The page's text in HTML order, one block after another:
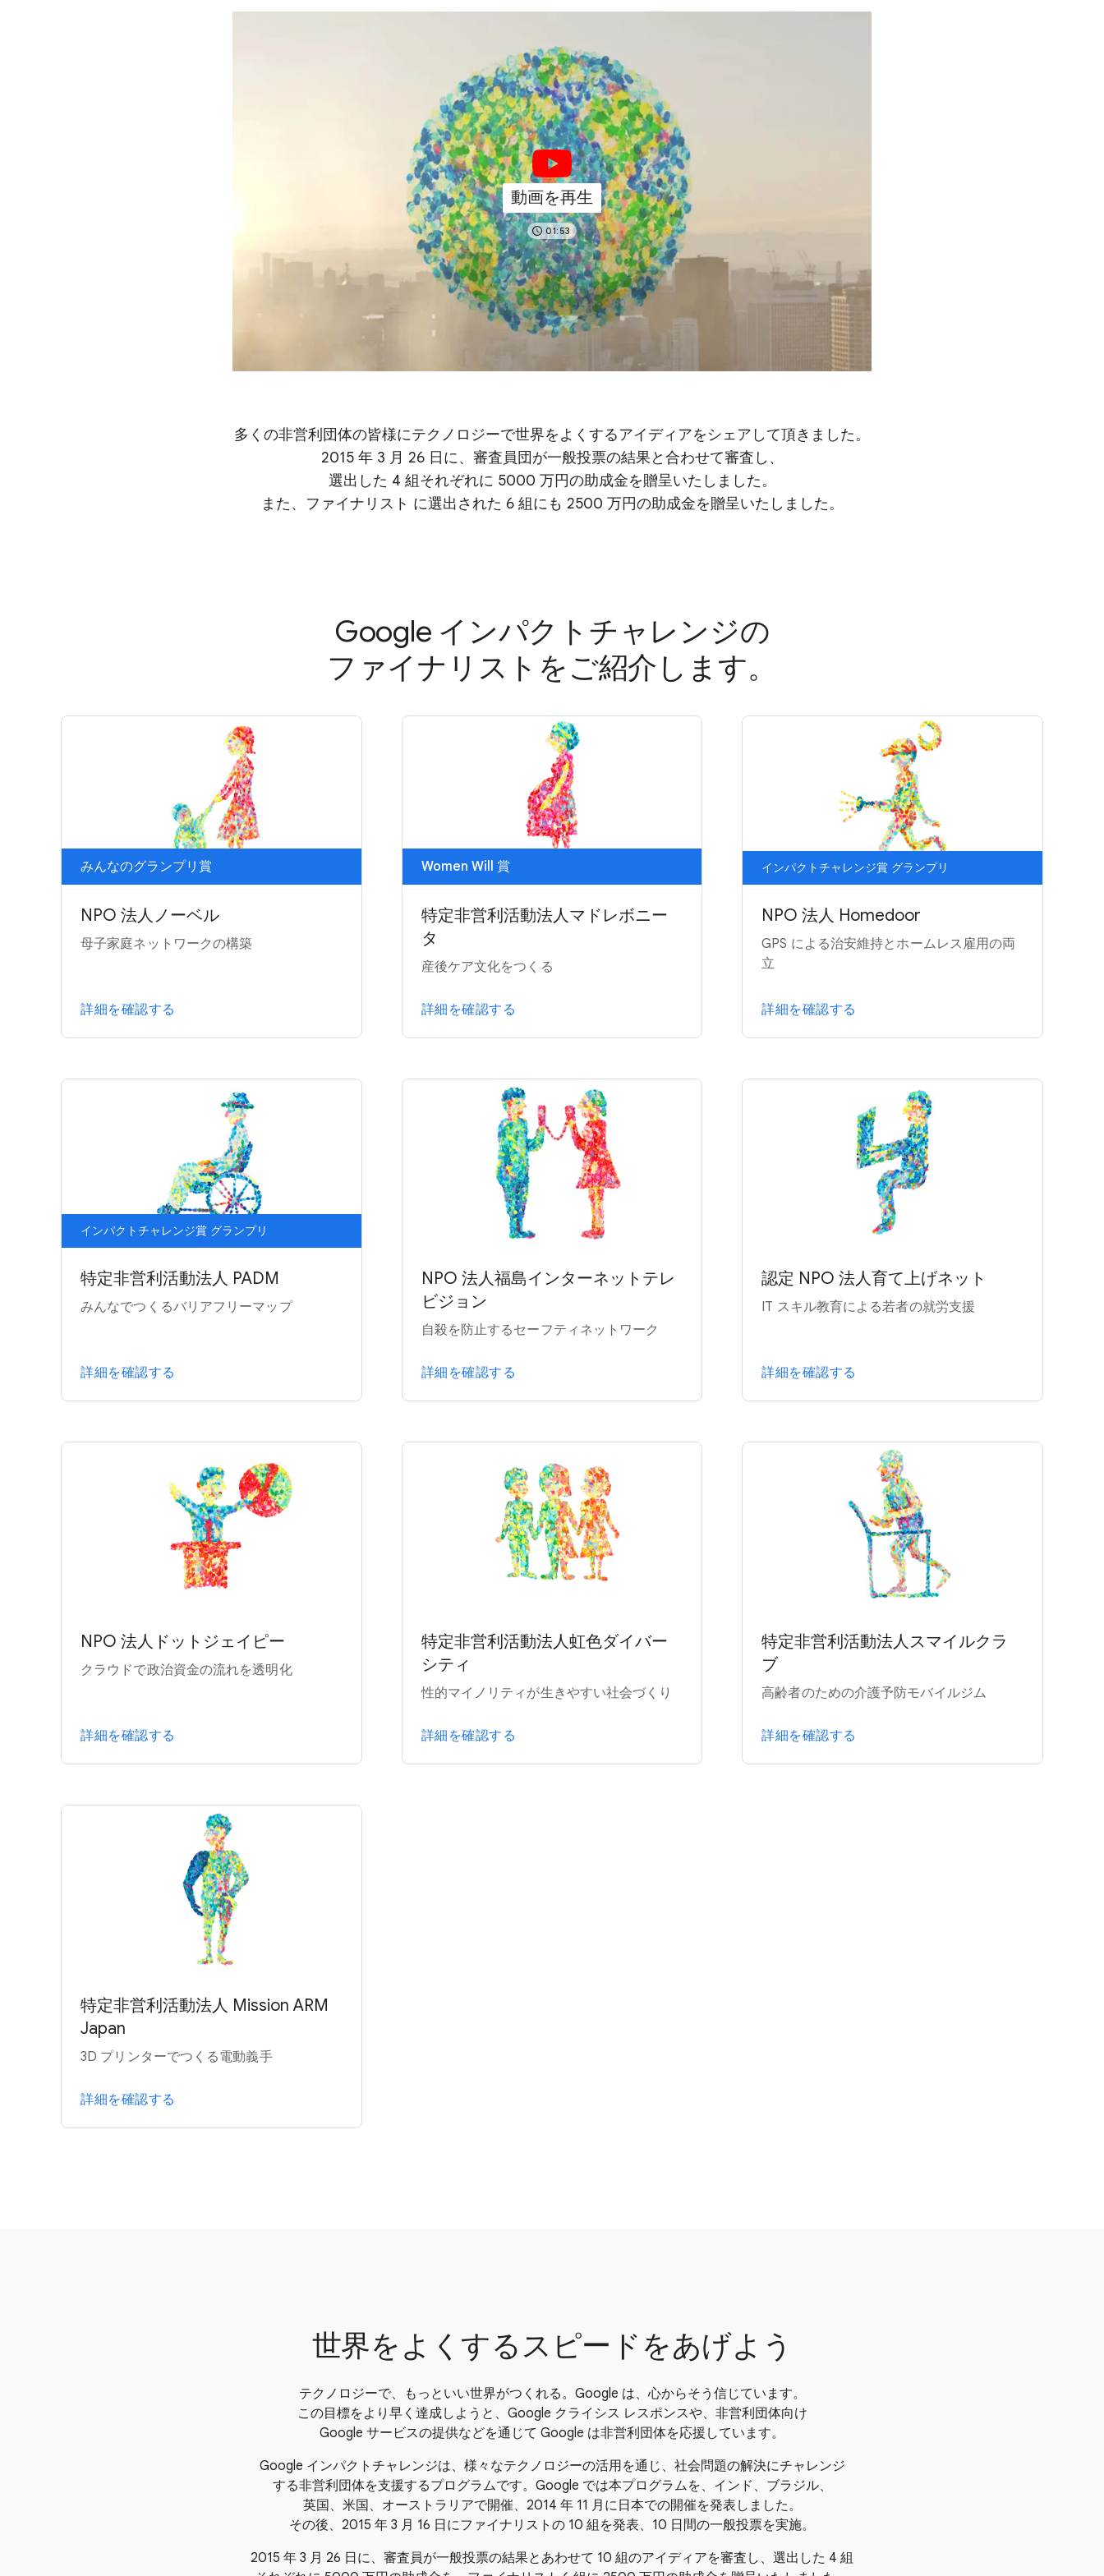
動画を再生
01:53
多くの非営利団体の皆様にテクノロジーで世界をよくするアイディアをシェアして頂きました。
2015 年 3 月 26 日に、審査員団が一般投票の結果と合わせて審査し、
選出した 4 組それぞれに 5000 万円の助成金を贈呈いたしました。
また、ファイナリスト に選出された 6 組にも 2500 万円の助成金を贈呈いたしました。
Google インパクトチャレンジの
ファイナリストをご紹介します。
みんなのグランプリ賞
NPO 法人ノーベル
母子家庭ネットワークの構築
詳細を確認する
Women Will 賞
特定非営利活動法人マドレボニー
タ
産後ケア文化をつくる
詳細を確認する
インパクトチャレンジ賞 グランプリ
NPO 法人 Homedoor
GPS による治安維持とホームレス雇用の両
立
詳細を確認する
インパクトチャレンジ賞 グランプリ
特定非営利活動法人 PADM
みんなでつくるバリアフリーマップ
詳細を確認する
NPO 法人福島インターネットテレ
ビジョン
自殺を防止するセーフティネットワーク
詳細を確認する
認定 NPO 法人育て上げネット
IT スキル教育による若者の就労支援
詳細を確認する
NPO 法人ドットジェイピー
クラウドで政治資金の流れを透明化
詳細を確認する
特定非営利活動法人虹色ダイバー
シティ
性的マイノリティが生きやすい社会づくり
詳細を確認する
特定非営利活動法人スマイルクラ
ブ
高齢者のための介護予防モバイルジム
詳細を確認する
特定非営利活動法人 Mission ARM
Japan
3D プリンターでつくる電動義手
詳細を確認する
世界をよくするスピードをあげよう
テクノロジーで、もっといい世界がつくれる。Google は、心からそう信じています。
この目標をより早く達成しようと、Google クライシス レスポンスや、非営利団体向け
Google サービスの提供などを通じて Google は非営利団体を応援しています。
Google インパクトチャレンジは、様々なテクノロジーの活用を通じ、社会問題の解決にチャレンジ
する非営利団体を支援するプログラムです。Google では本プログラムを、インド、ブラジル、
英国、米国、オーストラリアで開催、2014 年 11 月に日本での開催を発表しました。
その後、2015 年 3 月 16 日にファイナリストの 10 組を発表、10 日間の一般投票を実施。
2015 年 3 月 26 日に、審査員が一般投票の結果とあわせて 10 組のアイディアを審査し、選出した 4 組